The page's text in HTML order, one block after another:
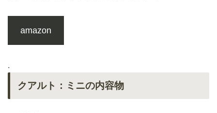
amazon
.
クアルト：ミニの内容物